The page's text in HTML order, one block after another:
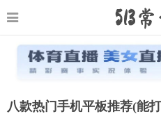
八款热门手机平板推荐(能